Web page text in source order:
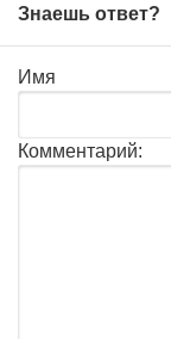
Знаешь ответ?
Имя
Комментарий: